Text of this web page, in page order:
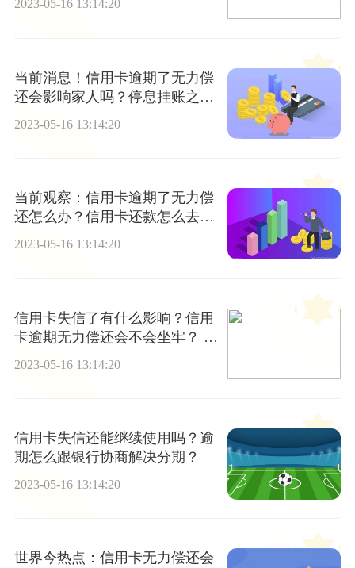
2023-05-16 13:14:20
当前消息！信用卡逾期了无力偿
还会影响家人吗？停息挂账之后
2023-05-16 13:14:20
当前观察：信用卡逾期了无力偿
还怎么办？信用卡还款怎么去和
银行协商?
2023-05-16 13:14:20
信用卡失信了有什么影响？信用
卡逾期无力偿还会不会坐牢？ 观
2023-05-16 13:14:20
信用卡失信还能继续使用吗？逾
期怎么跟银行协商解决分期？
2023-05-16 13:14:20
世界今热点：信用卡无力偿还会